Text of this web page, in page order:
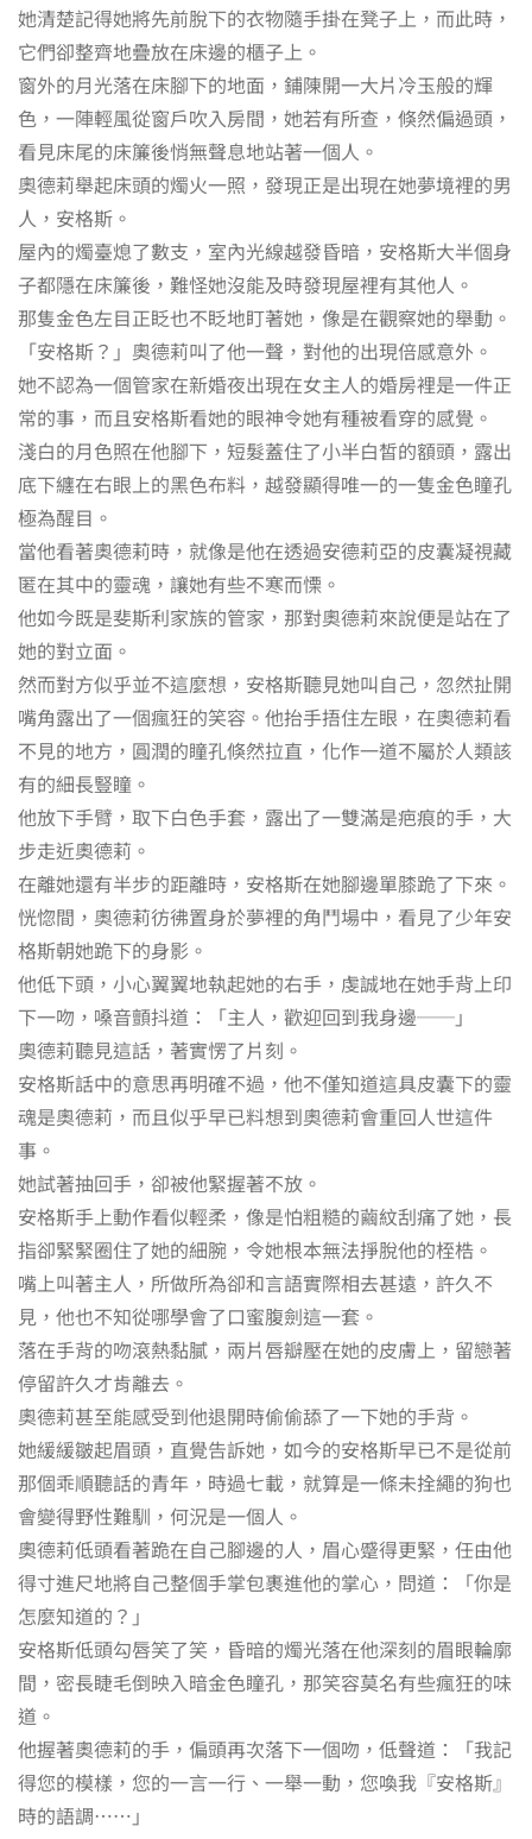
她清楚記得她將先前脫下的衣物隨手掛在凳子上，而此時，
它們卻整齊地疊放在床邊的櫃子上。
窗外的月光落在床腳下的地面，鋪陳開一大片冷玉般的輝
色，一陣輕風從窗戶吹入房間，她若有所查，倏然偏過頭，
看見床尾的床簾後悄無聲息地站著一個人。
奧德莉舉起床頭的燭火一照，發現正是出現在她夢境裡的男
人，安格斯。
屋內的燭臺熄了數支，室內光線越發昏暗，安格斯大半個身
子都隱在床簾後，難怪她沒能及時發現屋裡有其他人。
那隻金色左目正眨也不眨地盯著她，像是在觀察她的舉動。
「安格斯？」奧德莉叫了他一聲，對他的出現倍感意外。
她不認為一個管家在新婚夜出現在女主人的婚房裡是一件正
常的事，而且安格斯看她的眼神令她有種被看穿的感覺。
淺白的月色照在他腳下，短髮蓋住了小半白皙的額頭，露出
底下纏在右眼上的黑色布料，越發顯得唯一的一隻金色瞳孔
極為醒目。
當他看著奧德莉時，就像是他在透過安德莉亞的皮囊凝視藏
匿在其中的靈魂，讓她有些不寒而慄。
他如今既是斐斯利家族的管家，那對奧德莉來說便是站在了
她的對立面。
然而對方似乎並不這麼想，安格斯聽見她叫自己，忽然扯開
嘴角露出了一個瘋狂的笑容。他抬手捂住左眼，在奧德莉看
不見的地方，圓潤的瞳孔倏然拉直，化作一道不屬於人類該
有的細長豎瞳。
他放下手臂，取下白色手套，露出了一雙滿是疤痕的手，大
步走近奧德莉。
在離她還有半步的距離時，安格斯在她腳邊單膝跪了下來。
恍惚間，奧德莉彷彿置身於夢裡的角鬥場中，看見了少年安
格斯朝她跪下的身影。
他低下頭，小心翼翼地執起她的右手，虔誠地在她手背上印
下一吻，嗓音顫抖道：「主人，歡迎回到我身邊──」
奧德莉聽見這話，著實愣了片刻。
安格斯話中的意思再明確不過，他不僅知道這具皮囊下的靈
魂是奧德莉，而且似乎早已料想到奧德莉會重回人世這件
事。
她試著抽回手，卻被他緊握著不放。
安格斯手上動作看似輕柔，像是怕粗糙的繭紋刮痛了她，長
指卻緊緊圈住了她的細腕，令她根本無法掙脫他的桎梏。
嘴上叫著主人，所做所為卻和言語實際相去甚遠，許久不
見，他也不知從哪學會了口蜜腹劍這一套。
落在手背的吻滾熱黏膩，兩片唇瓣壓在她的皮膚上，留戀著
停留許久才肯離去。
奧德莉甚至能感受到他退開時偷偷舔了一下她的手背。
她緩緩皺起眉頭，直覺告訴她，如今的安格斯早已不是從前
那個乖順聽話的青年，時過七載，就算是一條未拴繩的狗也
會變得野性難馴，何況是一個人。
奧德莉低頭看著跪在自己腳邊的人，眉心蹙得更緊，任由他
得寸進尺地將自己整個手掌包裹進他的掌心，問道：「你是
怎麼知道的？」
安格斯低頭勾唇笑了笑，昏暗的燭光落在他深刻的眉眼輪廓
間，密長睫毛倒映入暗金色瞳孔，那笑容莫名有些瘋狂的味
道。
他握著奧德莉的手，偏頭再次落下一個吻，低聲道：「我記
得您的模樣，您的一言一行、一舉一動，您喚我『安格斯』
時的語調……」